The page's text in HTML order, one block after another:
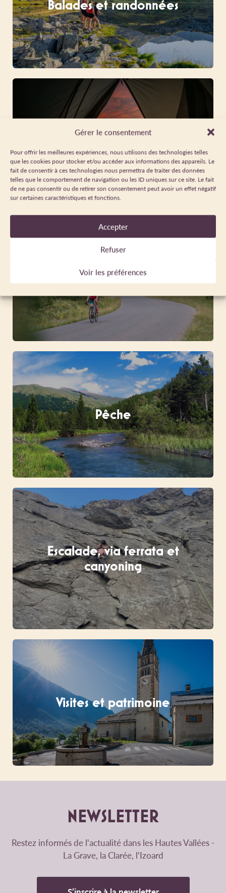
Gérer le consentement
Pour offrir les meilleures expériences, nous utilisons des technologies telles
que les cookies pour stocker et/ou accéder aux informations des appareils. Le
fait de consentir à ces technologies nous permettra de traiter des données
telles que le comportement de navigation ou les ID uniques sur ce site. Le fait
de ne pas consentir ou de retirer son consentement peut avoir un effet négatif
sur certaines caractéristiques et fonctions.
Accepter
Refuser
Voir les préférences
Balades et randonnées
Itinérances
Cyclisme
Pêche
Escalade, via ferrata et
canyoning
Visites et patrimoine
NEWSLETTER
Restez informés de l'actualité dans les Hautes Vallées -
La Grave, la Clarée, l'Izoard